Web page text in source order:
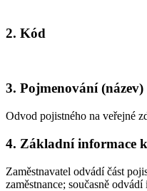
2. Kód
3. Pojmenování
Odvod pojistného na veřejné
4. Základní informace
Zaměstnavatel odvádí část
zaměstnance; současně